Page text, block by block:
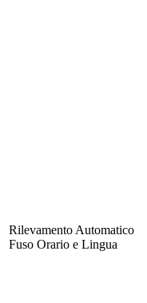
Rilevamento Automatico
Fuso Orario e Lingua